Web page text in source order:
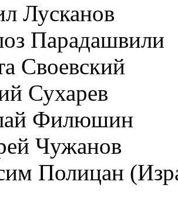
Лусканов
Парадашвили
Своевский
Сухарев
Филюшин
Чужанов
Полицан